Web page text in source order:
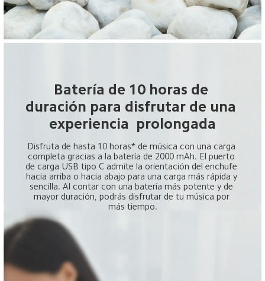
Batería de 10 horas de
duración para disfrutar de una
experiencia  prolongada
Disfruta de hasta 10 horas* de música con una carga
completa gracias a la batería de 2000 mAh. El puerto
de carga USB tipo C admite la orientación del enchufe
hacia arriba o hacia abajo para una carga más rápida y
sencilla. Al contar con una batería más potente y de
mayor duración, podrás disfrutar de tu música por